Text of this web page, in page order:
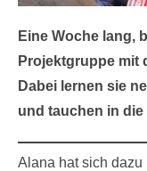
Eine Woche lang,
Projektgruppe mit
Dabei lernen sie
und tauchen in
Alana hat sich dazu